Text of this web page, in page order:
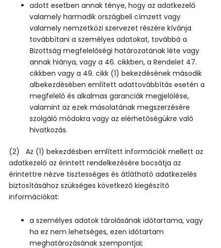
adott esetben annak ténye, hogy az adatkezelő
valamely harmadik országbeli címzett vagy
valamely nemzetközi szervezet részére kívánja
továbbítani a személyes adatokat, továbbá a
Bizottság megfelelőségi határozatának léte vagy
annak hiánya, vagy a 46. cikkben, a Rendelet 47.
cikkben vagy a 49. cikk (1) bekezdésének második
albekezdésében említett adattovábbítás esetén a
megfelelő és alkalmas garanciák megjelölése,
valamint az ezek másolatának megszerzésére
szolgáló módokra vagy az elérhetőségükre való
hivatkozás.
(2) Az (1) bekezdésben említett információk mellett az
adatkezelő az érintett rendelkezésére bocsátja az
érintettre nézve tisztességes és átlátható adatkezelés
biztosításához szükséges következő kiegészítő
információkat:
a személyes adatok tárolásának időtartama, vagy
ha ez nem lehetséges, ezen időtartam
meghatározásának szempontjai;